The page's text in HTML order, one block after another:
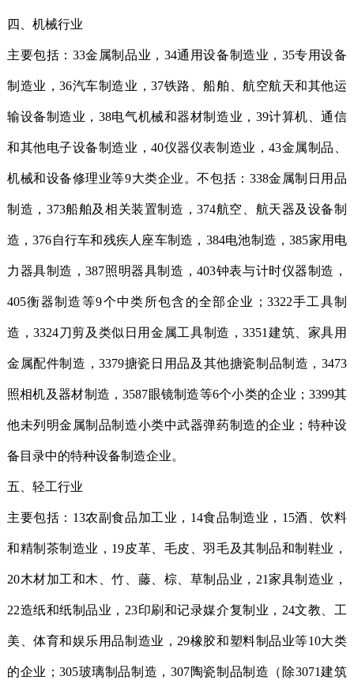
四、机械行业
主要包括：33金属制品业，34通用设备制造业，35专用设备
制造业，36汽车制造业，37铁路、船舶、航空航天和其他运
输设备制造业，38电气机械和器材制造业，39计算机、通信
和其他电子设备制造业，40仪器仪表制造业，43金属制品、
机械和设备修理业等9大类企业。不包括：338金属制日用品
制造，373船舶及相关装置制造，374航空、航天器及设备制
造，376自行车和残疾人座车制造，384电池制造，385家用电
力器具制造，387照明器具制造，403钟表与计时仪器制造，
405衡器制造等9个中类所包含的全部企业；3322手工具制
造，3324刀剪及类似日用金属工具制造，3351建筑、家具用
金属配件制造，3379搪瓷日用品及其他搪瓷制品制造，3473
照相机及器材制造，3587眼镜制造等6个小类的企业；3399其
他未列明金属制品制造小类中武器弹药制造的企业；特种设
备目录中的特种设备制造企业。
五、轻工行业
主要包括：13农副食品加工业，14食品制造业，15酒、饮料
和精制茶制造业，19皮革、毛皮、羽毛及其制品和制鞋业，
20木材加工和木、竹、藤、棕、草制品业，21家具制造业，
22造纸和纸制品业，23印刷和记录媒介复制业，24文教、工
美、体育和娱乐用品制造业，29橡胶和塑料制品业等10大类
的企业；305玻璃制品制造，307陶瓷制品制造（除3071建筑